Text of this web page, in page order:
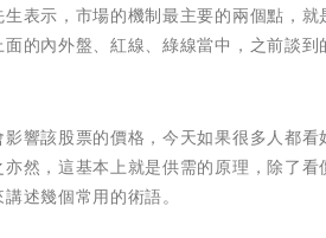
生表示，市場的機制最主要的兩個點，
面的內外盤、紅線、綠線當中，之前談
影響該股票的價格，今天如果很多人都
亦然，這基本上就是供需的原理，除了
述幾個常用的術語。